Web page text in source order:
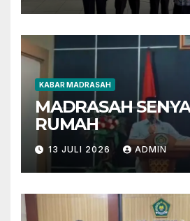
KABAR MADRASAH
MADRASAH
RUMAH
13 JULI 2026 ADMIN